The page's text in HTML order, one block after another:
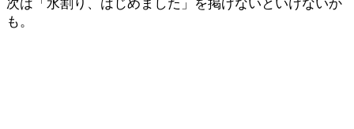
次は「水割り、はじめました」を掲げないといけないか
も。